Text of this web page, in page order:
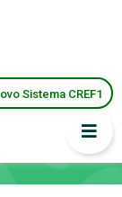
Sistema CREF1